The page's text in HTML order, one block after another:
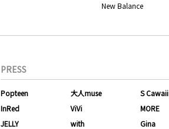
New Balance
PRESS
Popteen 大人muse
S Cawaii
InRed
ViVi
MORE
JELLY
with
Gina